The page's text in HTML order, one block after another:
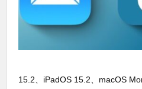
15.2、iPadOS 15.2、macOS